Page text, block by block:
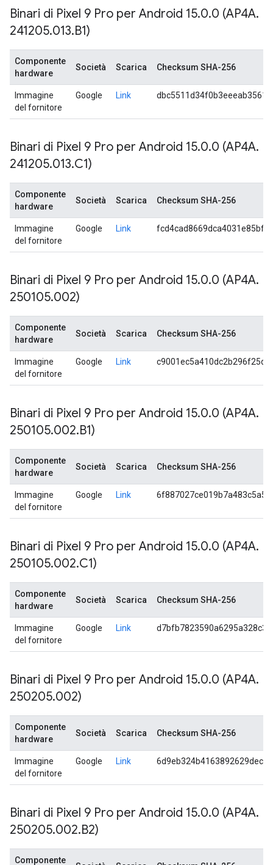
Binari di Pixel 9 Pro per Android 15.0.0 (AP4A.
241205.013.B1)
Componente
hardware
Società Scarica Checksum SHA-256
Immagine
del fornitore
Google Link
Binari di Pixel 9 Pro per Android 15.0.0 (AP4A.
241205.013.C1)
Componente
hardware
Società Scarica Checksum SHA-256
Immagine
del fornitore
Google Link
Binari di Pixel 9 Pro per Android 15.0.0 (AP4A.
250105.002)
Componente
hardware
Società Scarica Checksum SHA-256
Immagine
del fornitore
Google Link
Binari di Pixel 9 Pro per Android 15.0.0 (AP4A.
250105.002.B1)
Componente
hardware
Società Scarica Checksum SHA-256
Immagine
del fornitore
Google Link
Binari di Pixel 9 Pro per Android 15.0.0 (AP4A.
250105.002.C1)
Componente
hardware
Società Scarica Checksum SHA-256
Immagine
del fornitore
Google Link
Binari di Pixel 9 Pro per Android 15.0.0 (AP4A.
250205.002)
Componente
hardware
Società Scarica Checksum SHA-256
Immagine
del fornitore
Google Link
Binari di Pixel 9 Pro per Android 15.0.0 (AP4A.
250205.002.B2)
Componente